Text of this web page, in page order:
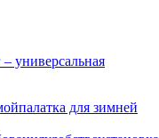
универсальная
палатка для зимней